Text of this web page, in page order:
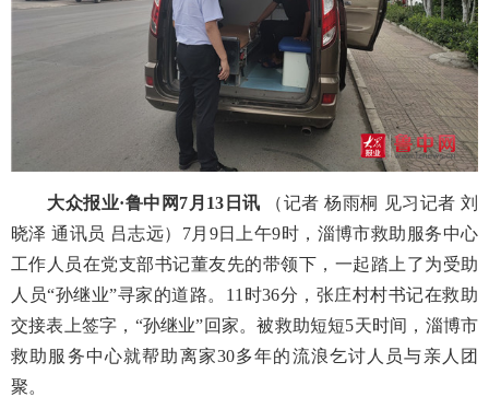
大众报业·鲁中网7月13 日讯 （记者 杨雨桐 见习记者 刘
晓泽 通讯员 吕志远） 7月9日上午9时，淄博市救助服务中心
工作人员在党支部书记董友先的带领下，一起踏上了为受助
人员“孙继业”寻家的道路。11时36分，张庄村村书记在救助
交接表上签字，“孙继业”回家。被救助短短5天时间，淄博市
救助服务中心就帮助离家30多年的流浪乞讨人员与亲人团
聚。